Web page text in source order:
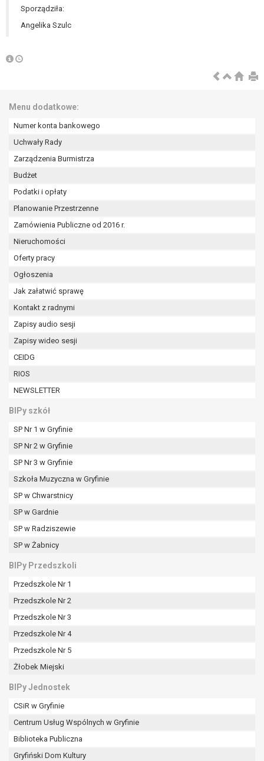
Sporządziła:
Angelika Szulc
Menu dodatkowe:
Numer konta bankowego
Uchwały Rady
Zarządzenia Burmistrza
Budżet
Podatki i opłaty
Planowanie Przestrzenne
Zamówienia Publiczne od 2016 r.
Nieruchomości
Oferty pracy
Ogłoszenia
Jak załatwić sprawę
Kontakt z radnymi
Zapisy audio sesji
Zapisy wideo sesji
CEIDG
RIOS
NEWSLETTER
BIPy szkół
SP Nr 1 w Gryfinie
SP Nr 2 w Gryfinie
SP Nr 3 w Gryfinie
Szkoła Muzyczna w Gryfinie
SP w Chwarstnicy
SP w Gardnie
SP w Radziszewie
SP w Żabnicy
BIPy Przedszkoli
Przedszkole Nr 1
Przedszkole Nr 2
Przedszkole Nr 3
Przedszkole Nr 4
Przedszkole Nr 5
Żłobek Miejski
BIPy Jednostek
CSiR w Gryfinie
Centrum Usług Wspólnych w Gryfinie
Biblioteka Publiczna
Gryfiński Dom Kultury